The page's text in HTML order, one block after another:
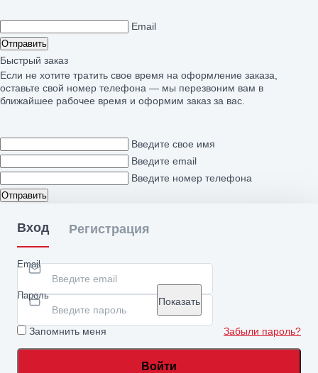
Email
Отправить
Быстрый заказ
Если не хотите тратить свое время на оформление заказа,
оставьте свой номер телефона — мы перезвоним вам в
ближайшее рабочее время и оформим заказ за вас.
Введите свое имя
Введите email
Введите номер телефона
Отправить
Вход Регистрация
Email
Пароль
Показать
Запомнить меня Забыли пароль?
Войти